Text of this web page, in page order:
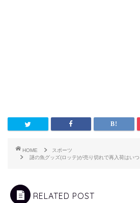
HOME
スポーツ
謎の魚グッズ(ロッテ)が売り切れで再入荷はいつ
RELATED POST